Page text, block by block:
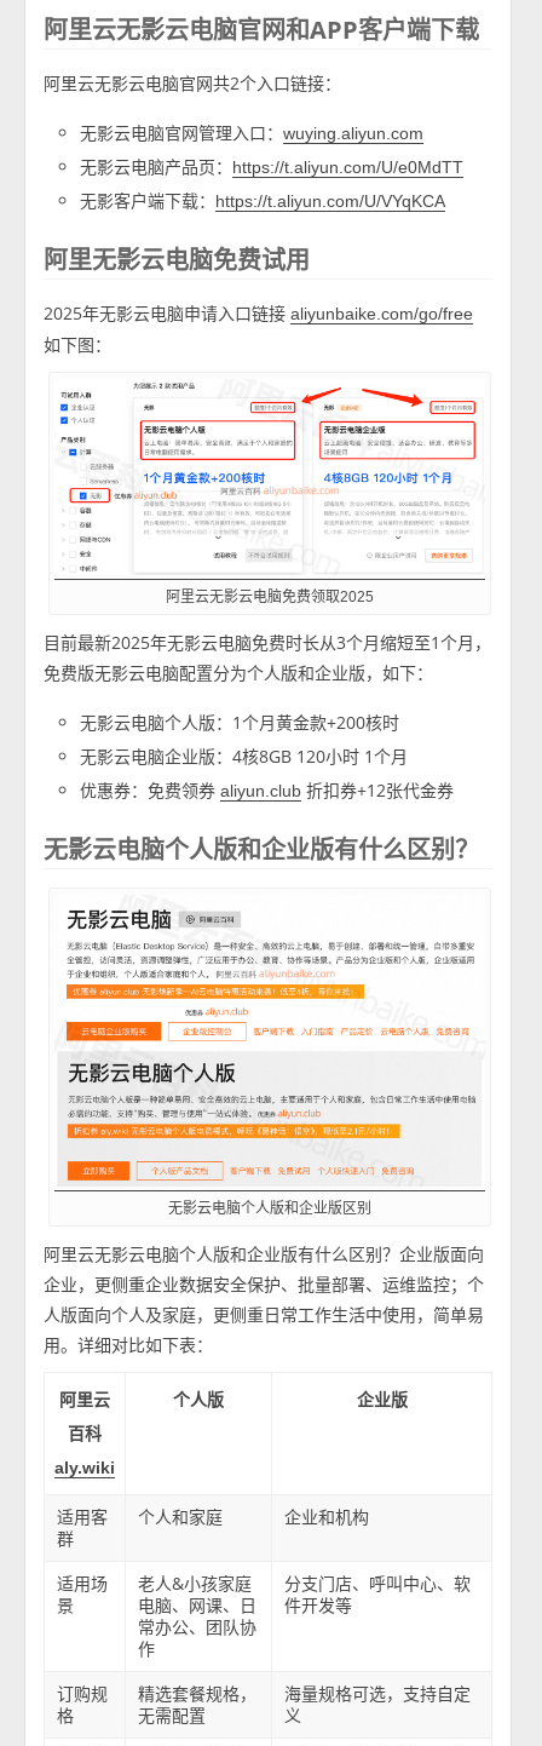
阿里云无影云电脑官网和APP客户端下载
阿里云无影云电脑官网共2个入口链接：
无影云电脑官网管理入口：wuying.aliyun.com
无影云电脑产品页： https://t.aliyun.com/U/e0MdTT
无影客户端下载： https://t.aliyun.com/U/VYqKCA
阿里无影云电脑免费试用
2025年无影云电脑申请入口链接aliyunbaike.com/go/free
如下图：
阿里云无影云电脑免费领取2025
目前最新2025年无影云电脑免费时长从3个月缩短至1个月，
免费版无影云电脑配置分为个人版和企业版，如下：
无影云电脑个人版：1个月黄金款+200核时
无影云电脑企业版：4核8GB 120小时 1个月
优惠券：免费领券aliyun.club 折扣券+12张代金券
无影云电脑个人版和企业版有什么区别？
无影云电脑个人版和企业版区别
阿里云无影云电脑个人版和企业版有什么区别？企业版面向
企业，更侧重企业数据安全保护、批量部署、运维监控；个
人版面向个人及家庭，更侧重日常工作生活中使用，简单易
用。详细对比如下表：
阿里云
百科
aly.wiki
个人版 企业版
适用客
群
个人和家庭 企业和机构
适用场
景
老人&小孩家庭
电脑、网课、日
常办公、团队协
作
分支门店、呼叫中心、软
件开发等
订购规
格
精选套餐规格，
无需配置
海量规格可选，支持自定
义